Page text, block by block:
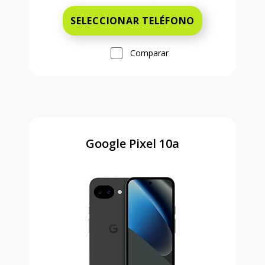
SELECCIONAR TELÉFONO
Comparar
Google Pixel 10a